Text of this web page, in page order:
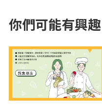
你們可能有興趣